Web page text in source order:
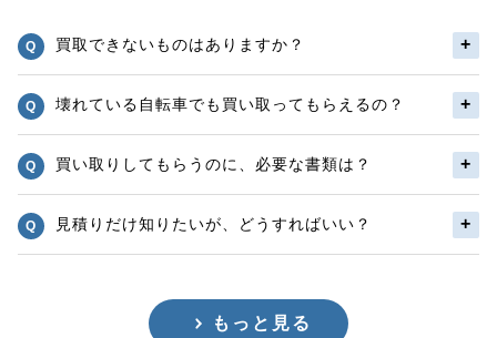
買取できないものはありますか？
壊れている自転車でも買い取ってもらえるの？
買い取りしてもらうのに、必要な書類は？
見積りだけ知りたいが、どうすればいい？
もっと見る